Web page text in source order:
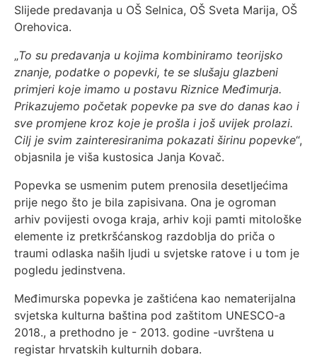
Slijede predavanja u OŠ Selnica, OŠ Sveta Marija, OŠ
Orehovica.
„To su predavanja u kojima kombiniramo teorijsko
znanje, podatke o popevki, te se slušaju glazbeni
primjeri koje imamo u postavu Riznice Međimurja.
Prikazujemo početak popevke pa sve do danas kao i
sve promjene kroz koje je prošla i još uvijek prolazi.
Cilj je svim zainteresiranima pokazati širinu popevke“,
objasnila je viša kustosica Janja Kovač.
Popevka se usmenim putem prenosila desetljećima
prije nego što je bila zapisivana. Ona je ogroman
arhiv povijesti ovoga kraja, arhiv koji pamti mitološke
elemente iz pretkršćanskog razdoblja do priča o
traumi odlaska naših ljudi u svjetske ratove i u tom je
pogledu jedinstvena.
Međimurska popevka je zaštićena kao nematerijalna
svjetska kulturna baština pod zaštitom UNESCO-a
2018., a prethodno je - 2013. godine -uvrštena u
registar hrvatskih kulturnih dobara.